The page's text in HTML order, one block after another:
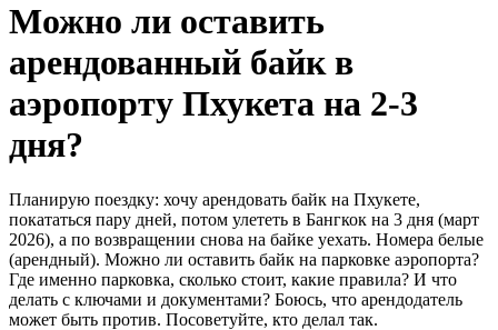
Можно ли оставить
арендованный байк в
аэропорту Пхукета на 2-3
дня?
Планирую поездку: хочу арендовать байк на Пхукете,
покататься пару дней, потом улететь в Бангкок на 3 дня (март
2026), а по возвращении снова на байке уехать. Номера белые
(арендный). Можно ли оставить байк на парковке аэропорта?
Где именно парковка, сколько стоит, какие правила? И что
делать с ключами и документами? Боюсь, что арендодатель
может быть против. Посоветуйте, кто делал так.